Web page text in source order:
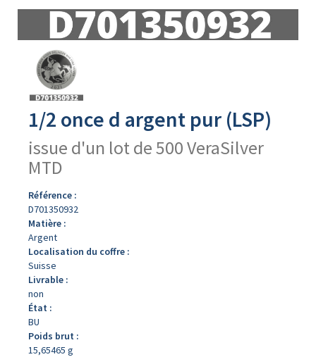
produit
1/2 once d argent pur (LSP)
issue d'un lot de 500 VeraSilver
MTD
Référence :
D701350932
Matière :
Argent
Localisation du coffre :
Suisse
Livrable :
non
État :
BU
Poids brut :
15,65465 g